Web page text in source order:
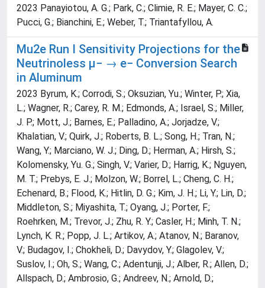
2023 Panayiotou, A. G.; Park, C.; Climie, R. E.; Mayer, C. C.;
Pucci, G.; Bianchini, E.; Weber, T.; Triantafyllou, A.
Mu2e Run I Sensitivity Projections for the
Neutrinoless μ− → e− Conversion Search
in Aluminum
2023 Byrum, K.; Corrodi, S.; Oksuzian, Yu.; Winter, P.; Xia,
L.; Wagner, R.; Carey, R. M.; Edmonds, A.; Israel, S.; Miller,
J. P.; Mott, J.; Barnes, E.; Palladino, A.; Jorjadze, V.;
Khalatian, V.; Quirk, J.; Roberts, B. L.; Song, H.; Tran, N.;
Wang, Y.; Marciano, W. J.; Ding, D.; Herman, A.; Hirsh, S.;
Kolomensky, Yu. G.; Singh, V.; Varier, D.; Harrig, K.; Nguyen,
M. T.; Prebys, E. J.; Molzon, W.; Borrel, L.; Cheng, C. H.;
Echenard, B.; Flood, K.; Hitlin, D. G.; Kim, J. H.; Li, Y.; Lin, D.;
Middleton, S.; Miyashita, T.; Oyang, J.; Porter, F.;
Roehrken, M.; Trevor, J.; Zhu, R. Y.; Casler, H.; Minh, T. N.;
Lynch, K. R.; Popp, J. L.; Artikov, A.; Atanov, N.; Baranov,
V.; Budagov, I.; Chokheli, D.; Davydov, Y.; Glagolev, V.;
Suslov, I.; Oh, S.; Wang, C.; Adentunji, J.; Alber, R.; Allen, D.;
Allspach, D.; Ambrosio, G.; Andreev, N.; Arnold, D.;